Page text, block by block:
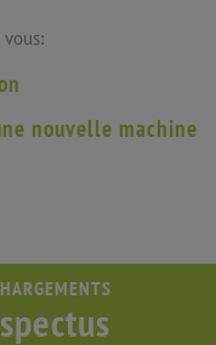
nouvelle machine